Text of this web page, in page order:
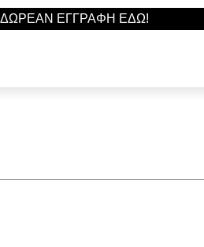
ΔΩΡΕΑΝ ΕΓΓΡΑΦΗ ΕΔΩ!